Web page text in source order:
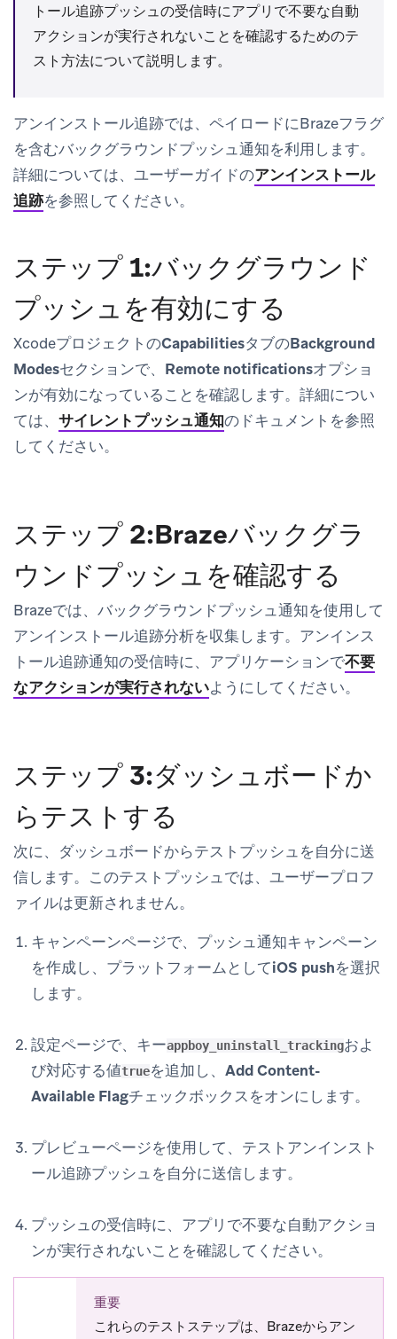
トール追跡プッシュの受信時にアプリで不要な自動
アクションが実行されないことを確認するためのテ
スト方法について説明します。
アンインストール追跡では、ペイロードにBrazeフラグ
を含むバックグラウンドプッシュ通知を利用します。
詳細については、ユーザーガイドのアンインストール
追跡を参照してください。
ステップ 1:バックグラウンド
プッシュを有効にする
XcodeプロジェクトのCapabilitiesタブのBackground
Modesセクションで、 Remote notificationsオプショ
ンが有効になっていることを確認します。詳細につい
ては、 サイレントプッシュ通知のドキュメントを参照
してください。
ステップ 2:Brazeバックグラ
ウンドプッシュを確認する
Brazeでは、バックグラウンドプッシュ通知を使用して
アンインストール追跡分析を収集します。アンインス
トール追跡通知の受信時に、アプリケーションで不要
なアクションが実行されないようにしてください。
ステップ 3:ダッシュボードか
らテストする
次に、ダッシュボードからテストプッシュを自分に送
信します。このテストプッシュでは、ユーザープロフ
ァイルは更新されません。
キャンペーンページで、プッシュ通知キャンペーン
を作成し、プラットフォームとしてiOS pushを選択
します。
設定ページで、キーappboy_uninstall_trackingおよ
び対応する値trueを追加し、 Add Content-
Available Flagチェックボックスをオンにします。
プレビューページを使用して、テストアンインスト
ール追跡プッシュを自分に送信します。
プッシュの受信時に、アプリで不要な自動アクショ
ンが実行されないことを確認してください。
重要
これらのテストステップは、Brazeからアン